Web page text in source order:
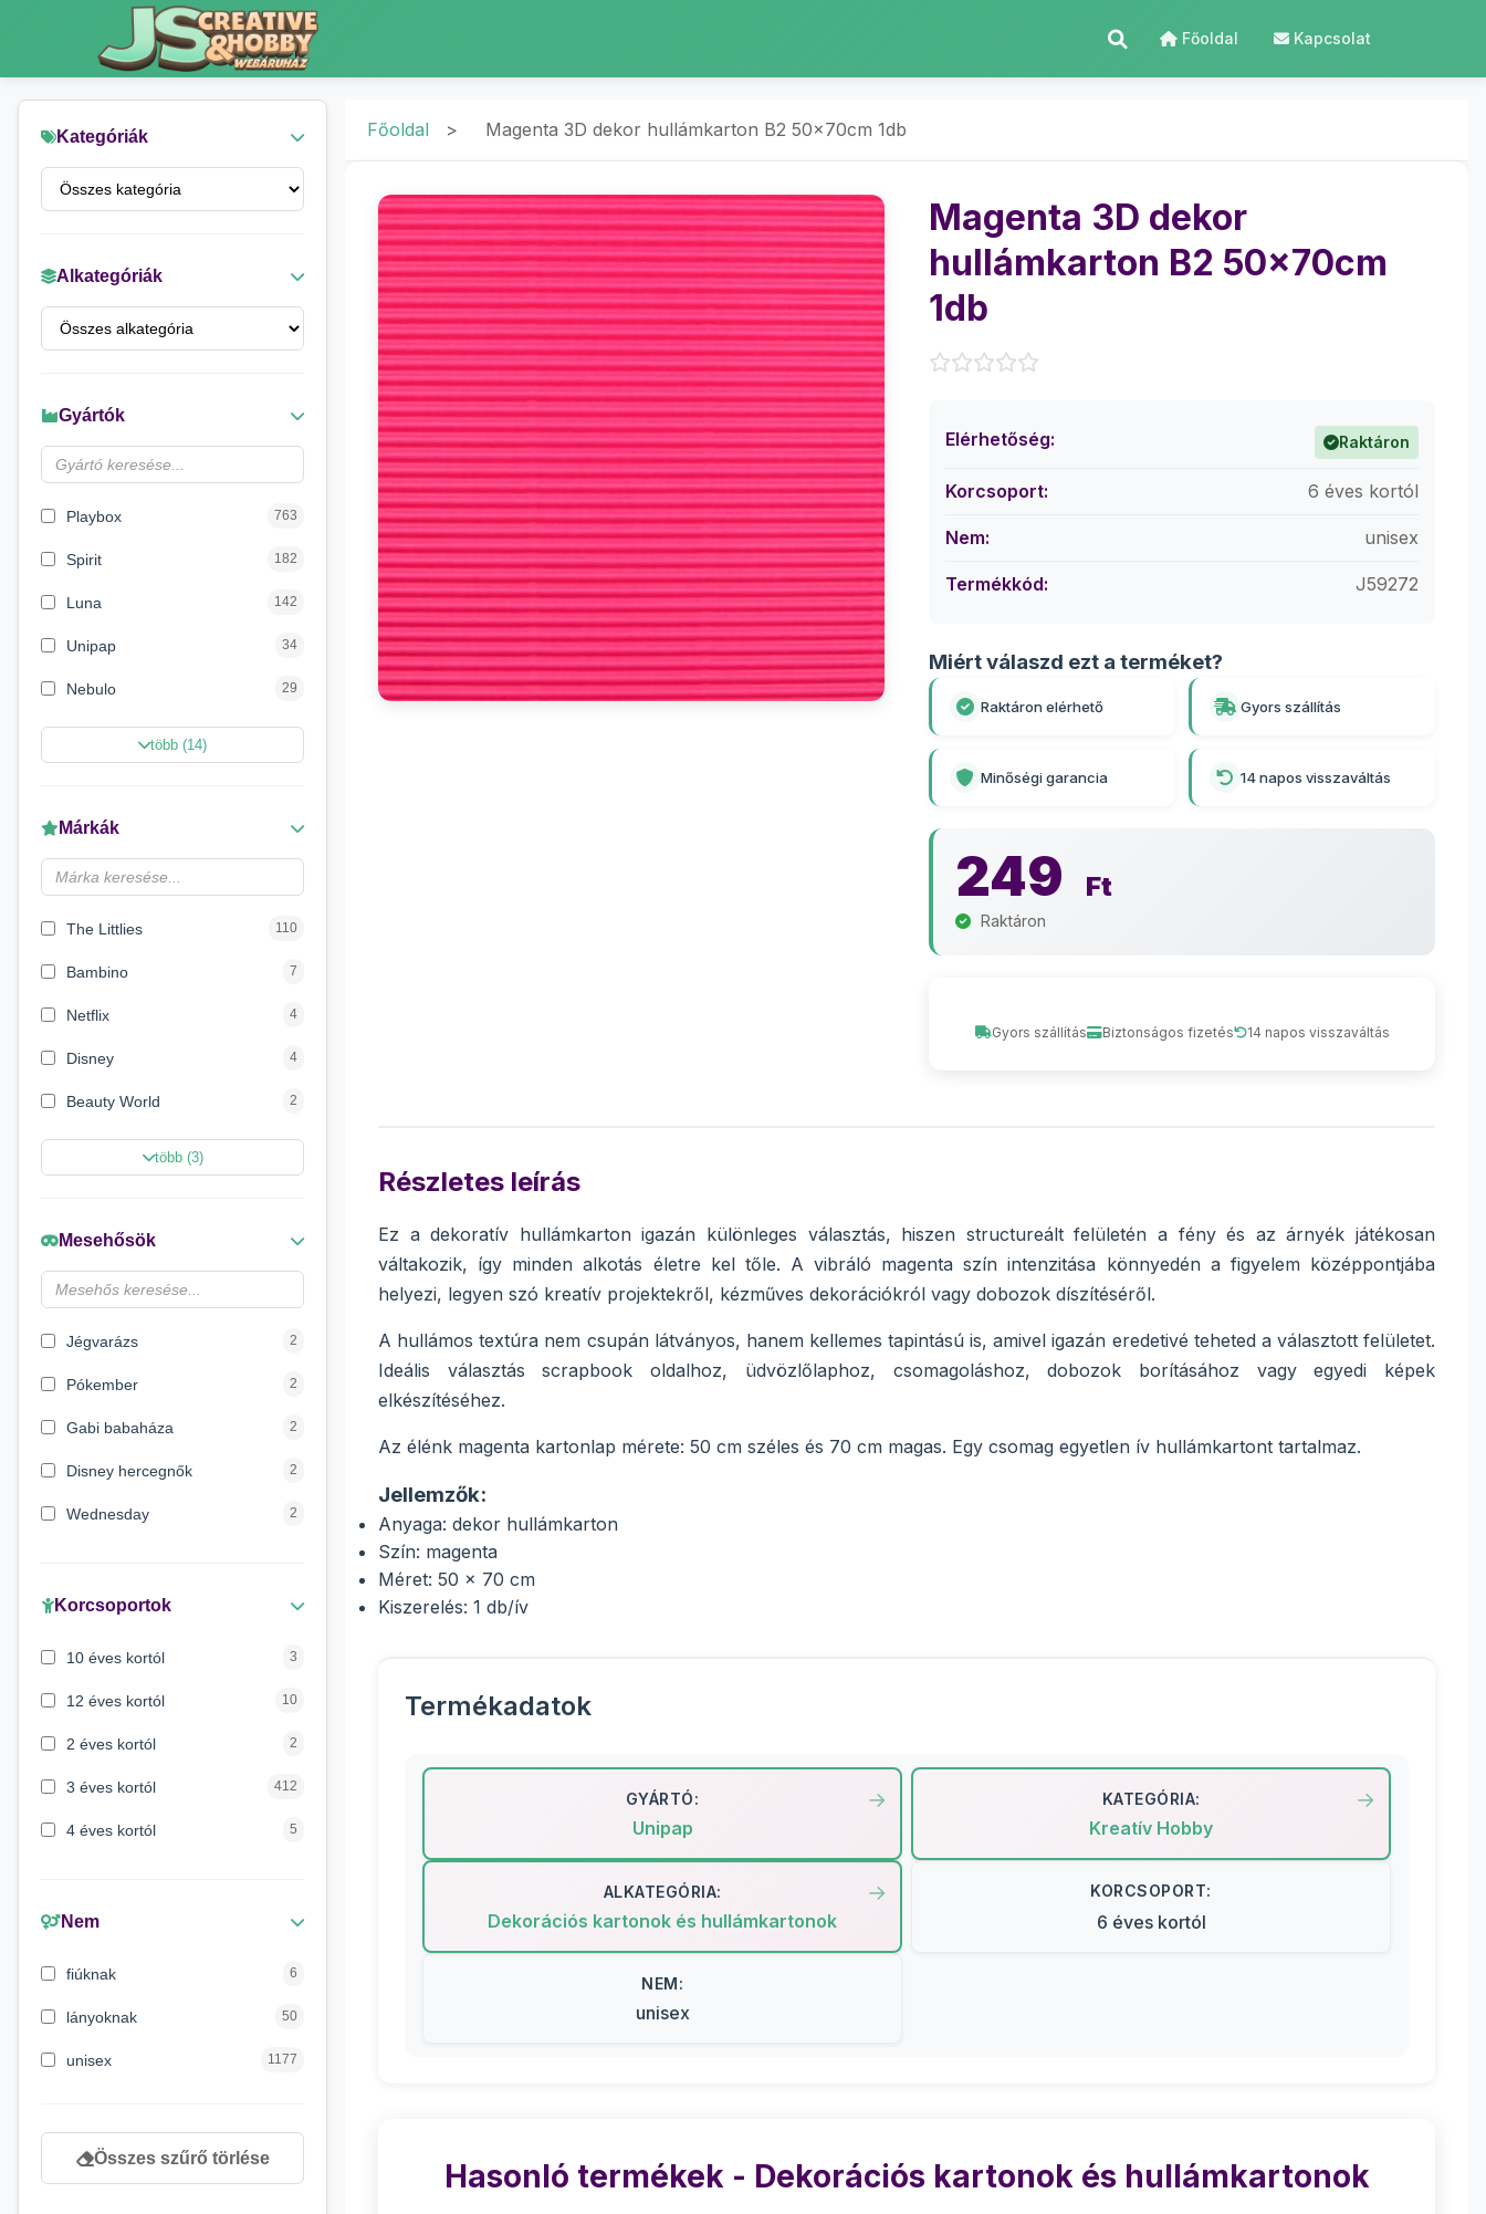
Főoldal Kapcsolat
Kategóriák
Alkategóriák
Gyártók
Playbox 763
Spirit 182
Luna 142
Unipap 34
Nebulo 29
Magic Toys 26
LENA
Make it Real 5
több (14)
Márkák
The Littlies 110
Bambino 7
Netflix 4
Disney 4
Beauty World 2
Creative Line 2
Marvel Szuperhősök
Disney hercegnők 2
több (3)
Mesehősök
Jégvarázs 2
Pókember 2
Gabi babaháza 2
Disney hercegnők 2
Wednesday 2
Maja a méhecske 1
Korcsoportok
10 éves kortól 3
12 éves kortól 10
2 éves kortól 2
3 éves kortól 412
4 éves kortól 5
6 éves kortól 428
Nem
fiúknak 6
lányoknak 50
unisex 1177
Összes szűrő törlése
Főoldal > Magenta 3D dekor hullámkarton B2 50x70cm 1db
Magenta 3D dekor
hullámkarton B2 50x70cm
1db
Elérhetőség: Raktáron
Korcsoport: 6 éves kortól
Nem: unisex
Termékkód: J59272
Miért válaszd ezt a terméket?
Raktáron elérhető Gyors szállítás
Minőségi garancia 14 napos visszaváltás
249 Ft
Raktáron
Gyors szállítás Biztonságos fizetés 14 napos visszaváltás
Részletes leírás
Ez a dekoratív hullámkarton igazán különleges választás, hiszen structureált felületén a fény és az árnyék játékosan
váltakozik, így minden alkotás életre kel tőle. A vibráló magenta szín intenzitása könnyedén a figyelem középpontjába
helyezi, legyen szó kreatív projektekről, kézműves dekorációkról vagy dobozok díszítéséről.
A hullámos textúra nem csupán látványos, hanem kellemes tapintású is, amivel igazán eredetivé teheted a választott felületet.
Ideális választás scrapbook oldalhoz, üdvözlőlaphoz, csomagoláshoz, dobozok borításához vagy egyedi képek
elkészítéséhez.
Az élénk magenta kartonlap mérete: 50 cm széles és 70 cm magas. Egy csomag egyetlen ív hullámkartont tartalmaz.
Jellemzők:
Anyaga: dekor hullámkarton
Szín: magenta
Méret: 50 x 70 cm
Kiszerelés: 1 db/ív
Termékadatok
GYÁRTÓ:
Unipap
KATEGÓRIA:
Kreatív Hobby
ALKATEGÓRIA:
Dekorációs kartonok és hullámkartonok
KORCSOPORT:
6 éves kortól
NEM:
unisex
Hasonló termékek - Dekorációs kartonok és hullámkartonok